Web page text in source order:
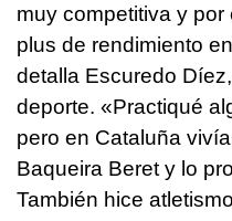
muy competitiva y
plus de rendimiento
detalla Escuredo
deporte. «Practiqué
pero en Cataluña
Baqueira Beret y lo
También hice